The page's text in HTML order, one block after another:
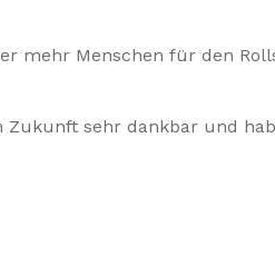
mehr Menschen für den
sehr dankbar und